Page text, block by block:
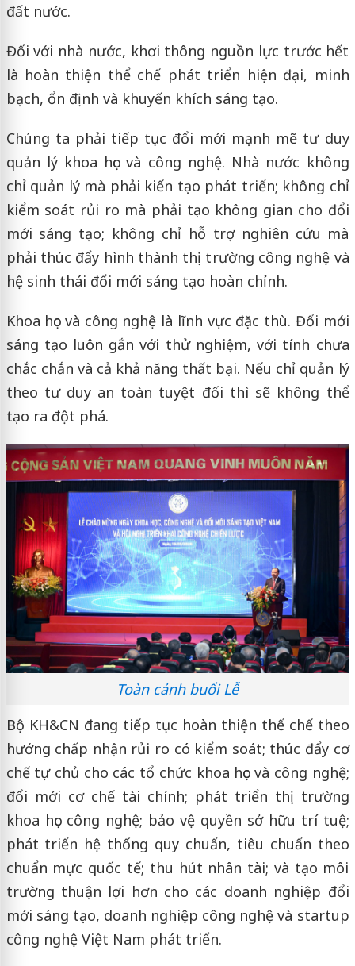
đất nước.
Đối với nhà nước, khơi thông nguồn lực trước hết
là hoàn thiện thể chế phát triển hiện đại, minh
bạch, ổn định và khuyến khích sáng tạo.
Chúng ta phải tiếp tục đổi mới mạnh mẽ tư duy
quản lý khoa học và công nghệ. Nhà nước không
chỉ quản lý mà phải kiến tạo phát triển; không chỉ
kiểm soát rủi ro mà phải tạo không gian cho đổi
mới sáng tạo; không chỉ hỗ trợ nghiên cứu mà
phải thúc đẩy hình thành thị trường công nghệ và
hệ sinh thái đổi mới sáng tạo hoàn chỉnh.
Khoa học và công nghệ là lĩnh vực đặc thù. Đổi mới
sáng tạo luôn gắn với thử nghiệm, với tính chưa
chắc chắn và cả khả năng thất bại. Nếu chỉ quản lý
theo tư duy an toàn tuyệt đối thì sẽ không thể
tạo ra đột phá.
Toàn cảnh buổi Lễ
Bộ KH&CN đang tiếp tục hoàn thiện thể chế theo
hướng chấp nhận rủi ro có kiểm soát; thúc đẩy cơ
chế tự chủ cho các tổ chức khoa học và công nghệ;
đổi mới cơ chế tài chính; phát triển thị trường
khoa học công nghệ; bảo vệ quyền sở hữu trí tuệ;
phát triển hệ thống quy chuẩn, tiêu chuẩn theo
chuẩn mực quốc tế; thu hút nhân tài; và tạo môi
trường thuận lợi hơn cho các doanh nghiệp đổi
mới sáng tạo, doanh nghiệp công nghệ và startup
công nghệ Việt Nam phát triển.